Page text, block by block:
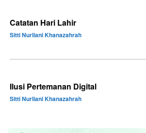
Catatan Hari Lahir
Sitti Nurliani Khanazahrah
Ilusi Pertemanan Digital
Sitti Nurliani Khanazahrah